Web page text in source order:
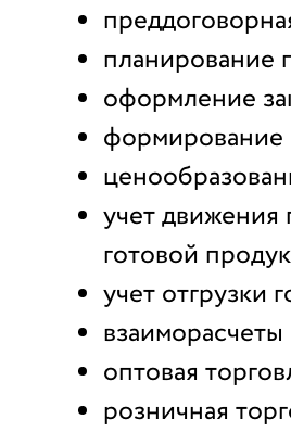
планирование
оформление
формирование
учет движения
готовой
учет отгрузки
оптовая
розничная